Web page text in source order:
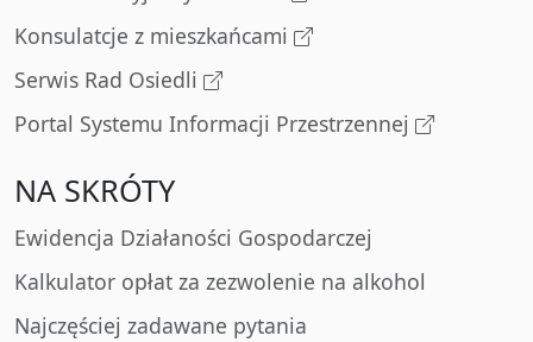
Konsulatcje z mieszkańcami
Serwis Rad Osiedli
Portal Systemu Informacji Przestrzennej
NA SKRÓTY
Ewidencja Działaności Gospodarczej
Kalkulator opłat za zezwolenie na alkohol
Najczęściej zadawane pytania